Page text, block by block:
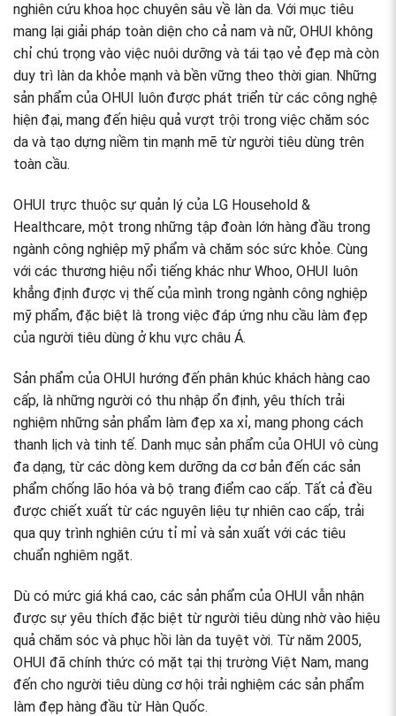
nghiên cứu khoa học chuyên sâu về làn da. Với mục tiêu
mang lại giải pháp toàn diện cho cả nam và nữ, OHUI không
chỉ chú trọng vào việc nuôi dưỡng và tái tạo vẻ đẹp mà còn
duy trì làn da khỏe mạnh và bền vững theo thời gian. Những
sản phẩm của OHUI luôn được phát triển từ các công nghệ
hiện đại, mang đến hiệu quả vượt trội trong việc chăm sóc
da và tạo dựng niềm tin mạnh mẽ từ người tiêu dùng trên
toàn cầu.
OHUI trực thuộc sự quản lý của LG Household &
Healthcare, một trong những tập đoàn lớn hàng đầu trong
ngành công nghiệp mỹ phẩm và chăm sóc sức khỏe. Cùng
với các thương hiệu nổi tiếng khác như Whoo, OHUI luôn
khẳng định được vị thế của mình trong ngành công nghiệp
mỹ phẩm, đặc biệt là trong việc đáp ứng nhu cầu làm đẹp
của người tiêu dùng ở khu vực châu Á.
Sản phẩm của OHUI hướng đến phân khúc khách hàng cao
cấp, là những người có thu nhập ổn định, yêu thích trải
nghiệm những sản phẩm làm đẹp xa xỉ, mang phong cách
thanh lịch và tinh tế. Danh mục sản phẩm của OHUI vô cùng
đa dạng, từ các dòng kem dưỡng da cơ bản đến các sản
phẩm chống lão hóa và bộ trang điểm cao cấp. Tất cả đều
được chiết xuất từ các nguyên liệu tự nhiên cao cấp, trải
qua quy trình nghiên cứu tỉ mỉ và sản xuất với các tiêu
chuẩn nghiêm ngặt.
Dù có mức giá khá cao, các sản phẩm của OHUI vẫn nhận
được sự yêu thích đặc biệt từ người tiêu dùng nhờ vào hiệu
quả chăm sóc và phục hồi làn da tuyệt vời. Từ năm 2005,
OHUI đã chính thức có mặt tại thị trường Việt Nam, mang
đến cho người tiêu dùng cơ hội trải nghiệm các sản phẩm
làm đẹp hàng đầu từ Hàn Quốc.